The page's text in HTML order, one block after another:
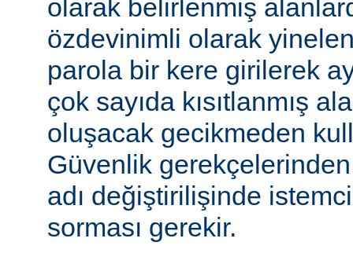
olarak belirlenmiş
özdevinimli olarak
parola bir kere girilerek
çok sayıda kısıtlanmış
oluşacak gecikmeden
Güvenlik
adı değiştirilişinde
sorması gerekir.